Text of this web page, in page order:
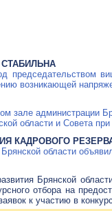
председательством
возникающей
зале администрации
области и Совета
КАДРОВОГО
области
Брянской
отбора на
к участию в